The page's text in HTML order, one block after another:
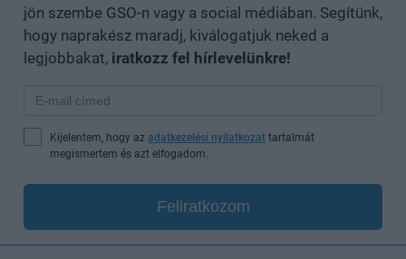
jön szembe GSO-n vagy a social médiában. Segítünk,
hogy naprakész maradj, kiválogatjuk neked a
legjobbakat, iratkozz fel hírlevelünkre!
Kijelentem, hogy az adatkezelési nyilatkozat tartalmát
megismertem és azt elfogadom.
Feliratkozom